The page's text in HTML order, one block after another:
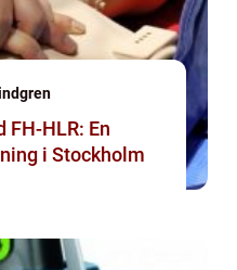
FH-HLR: En
i Stockholm